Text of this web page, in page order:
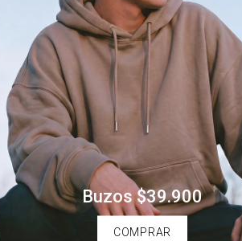
Buzos $39.900
COMPRAR